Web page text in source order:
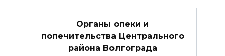
Органы опеки и
попечительства Центрального
района Волгограда